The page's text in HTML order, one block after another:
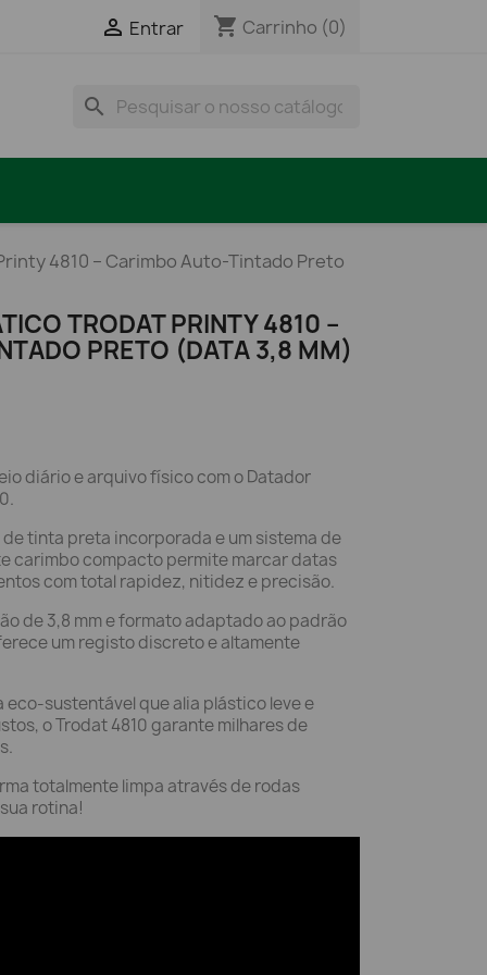
 Entrar shopping_cart Carrinho (0)
search
4810 – Carimbo Auto-Tintado Preto
TRODAT PRINTY 4810 –
PRETO (DATA 3,8 MM)
diário e arquivo físico com o Datador
tinta preta incorporada e um sistema de
carimbo compacto permite marcar datas
com total rapidez, nitidez e precisão.
de 3,8 mm e formato adaptado ao padrão
um registo discreto e altamente
sustentável que alia plástico leve e
o Trodat 4810 garante milhares de
totalmente limpa através de rodas
rotina!